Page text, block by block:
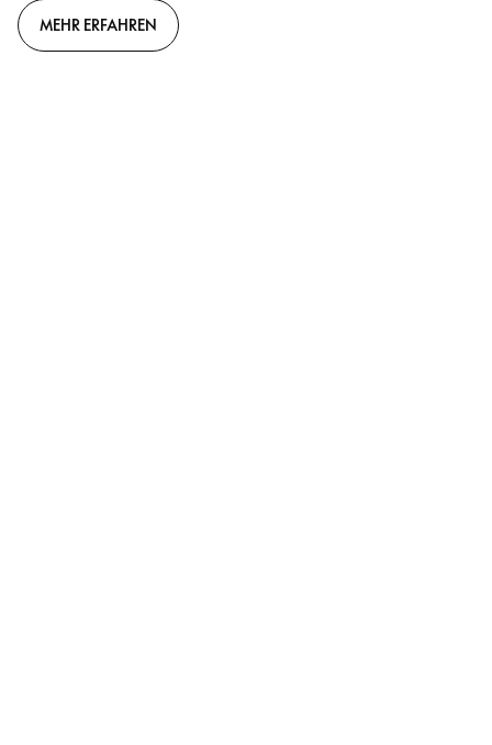
MEHR ERFAHREN